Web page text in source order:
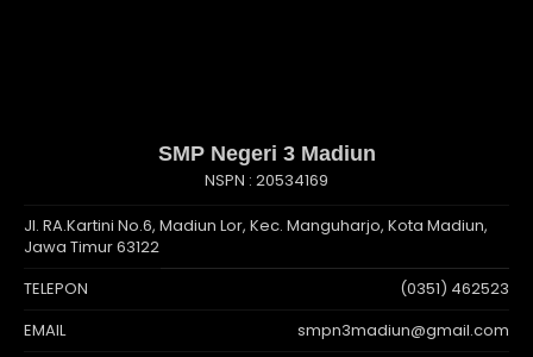
SMP Negeri 3 Madiun
NSPN : 20534169
Jl. RA.Kartini No.6, Madiun Lor, Kec. Manguharjo, Kota Madiun,
Jawa Timur 63122
TELEPON
(0351) 462523
EMAIL
smpn3madiun@gmail.com